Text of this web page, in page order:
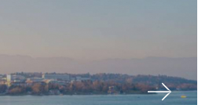
Next